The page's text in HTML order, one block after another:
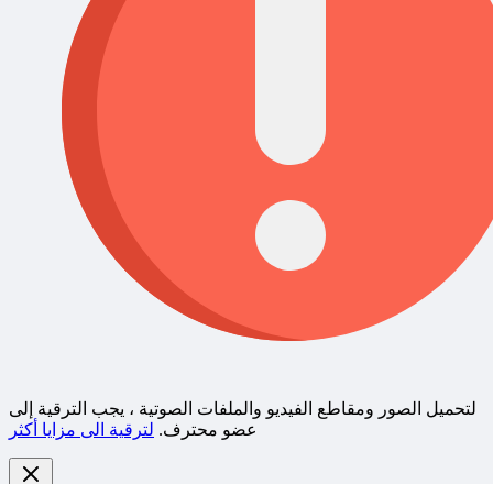
لتحميل الصور ومقاطع الفيديو والملفات الصوتية ، يجب الترقية إلى
عضو محترف. لترقية الى مزايا أكثر